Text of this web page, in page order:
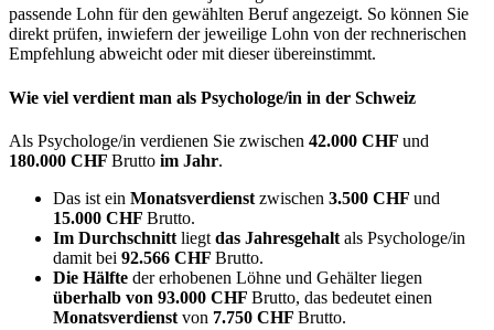
passende Lohn für den gewählten Beruf angezeigt. So können Sie
direkt prüfen, inwiefern der jeweilige Lohn von der rechnerischen
Empfehlung abweicht oder mit dieser übereinstimmt.
Wie viel verdient man als Psychologe/in in der Schweiz
Als Psychologe/in verdienen Sie zwischen 42.000 CHF und
180.000 CHF Brutto im Jahr.
Das ist ein Monatsverdienst zwischen 3.500 CHF und
15.000 CHF Brutto.
Im Durchschnitt liegt das Jahresgehalt als Psychologe/in
damit bei 92.566 CHF Brutto.
Die Hälfte der erhobenen Löhne und Gehälter liegen
überhalb von 93.000 CHF Brutto, das bedeutet einen
Monatsverdienst von 7.750 CHF Brutto.